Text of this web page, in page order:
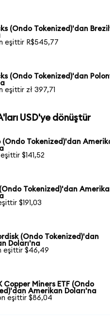
(Ondo Tokenized)'dan
eşittir R$545,77
(Ondo Tokenized)'dan
eşittir zł 397,71
USD'ye dönüştür
(Ondo Tokenized)'dan
$141,52
Tokenized)'dan
$191,03
(Ondo Tokenized)'dan
Doları'na
eşittir $46,49
Copper Miners ETF (Ondo
Amerikan Doları'na
eşittir $86,04